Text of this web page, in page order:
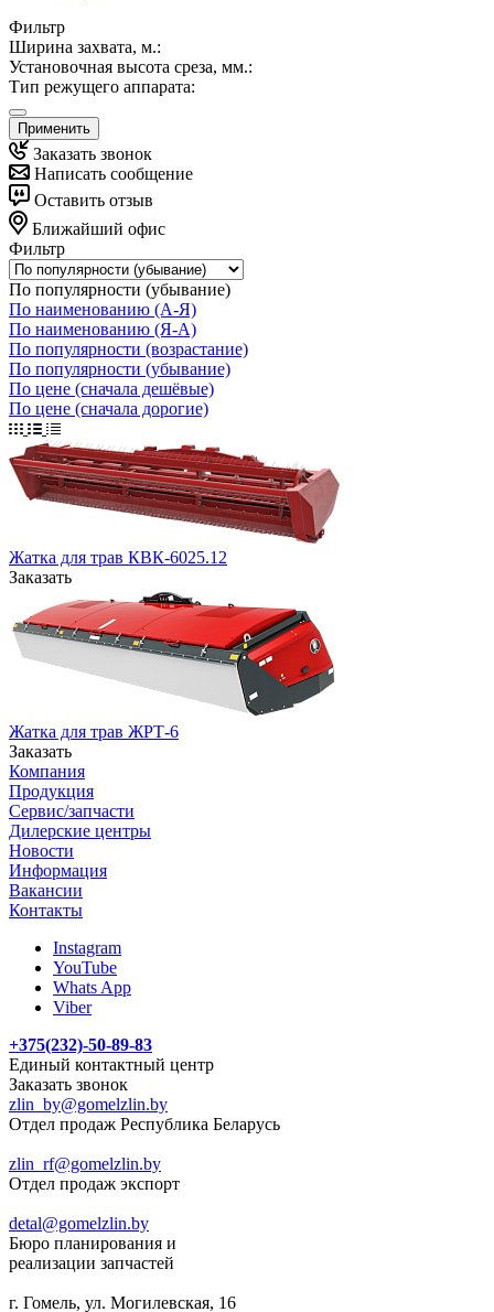
Фильтр
Ширина захвата, м.:
Установочная высота среза, мм.:
Тип режущего аппарата:
Применить
Заказать звонок
Написать сообщение
Оставить отзыв
Ближайший офис
Фильтр
По популярности (убывание)
По наименованию (А-Я)
По наименованию (Я-А)
По популярности (возрастание)
По популярности (убывание)
По цене (сначала дешёвые)
По цене (сначала дорогие)
Жатка для трав КВК-6025.12
Заказать
Жатка для трав ЖРТ-6
Заказать
Компания
Продукция
Сервис/запчасти
Дилерские центры
Новости
Информация
Вакансии
Контакты
Instagram
YouTube
Whats App
Viber
+375(232)-50-89-83
Единый контактный центр
Заказать звонок
zlin_by@gomelzlin.by
Отдел продаж Республика Беларусь
zlin_rf@gomelzlin.by
Отдел продаж экспорт
detal@gomelzlin.by
Бюро планирования и
реализации запчастей
г. Гомель, ул. Могилевская, 16